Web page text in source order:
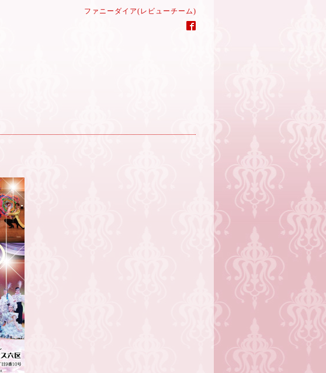
ファニーダイア(レビューチーム)